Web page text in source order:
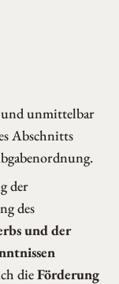
unmittelbar
Abschnitts
der
des
und der
dieFörderung